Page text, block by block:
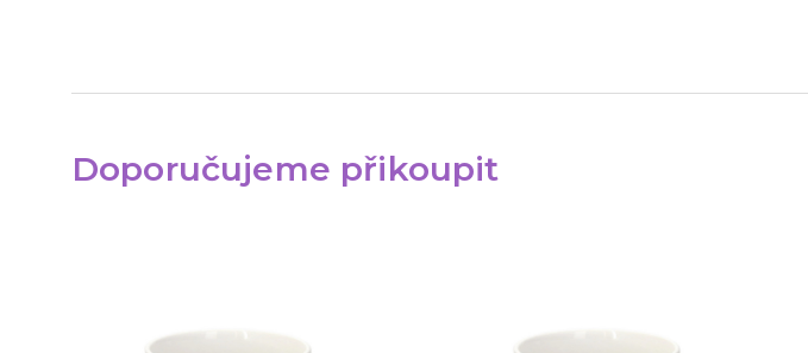
Doporučujeme přikoupit